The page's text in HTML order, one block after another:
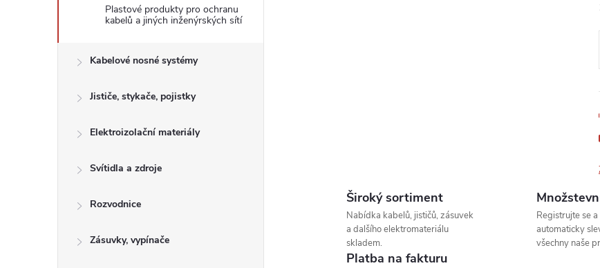
Plastové produkty pro ochranu
kabelů a jiných inženýrských sítí
Kabelové nosné systémy
Jističe, stykače, pojistky
Elektroizolační materiály
Svítidla a zdroje
Rozvodnice
Zásuvky, vypínače
Široký sortiment
Nabídka kabelů, jističů, zásuvek
a dalšího elektromateriálu
skladem.
Registrujte se
automaticky
všechny naše
Platba na fakturu